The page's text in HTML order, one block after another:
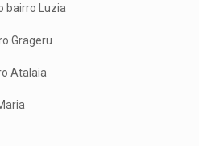
bairro Luzia
Grageru
Atalaia